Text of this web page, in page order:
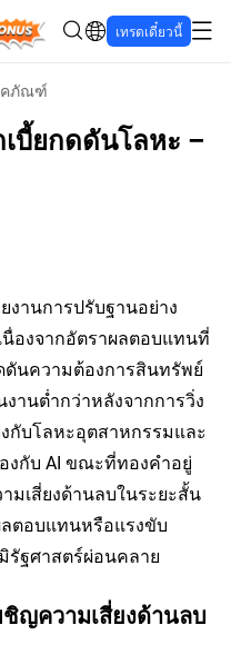
เทรดเดี๋ยวนี้
คภัณฑ์
บี้ยกดดันโลหะ –
งานการปรับฐานอย่าง
นื่องจากอัตราผลตอบแทนที่
นความต้องการสินทรัพย์
านต่ำกว่าหลังจากการวิ่ง
กับโลหะอุตสาหกรรมและ
งกับ AI ขณะที่ทองคำอยู่
มเสี่ยงด้านลบในระยะสั้น
ตอบแทนหรือแรงขับ
รัฐศาสตร์ผ่อนคลาย
ญความเสี่ยงด้านลบ